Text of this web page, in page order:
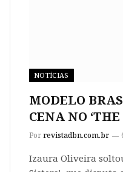
NOTÍCIAS
MODELO
CENA NO
Porrevistadbn.com.br
Izaura Oliveira